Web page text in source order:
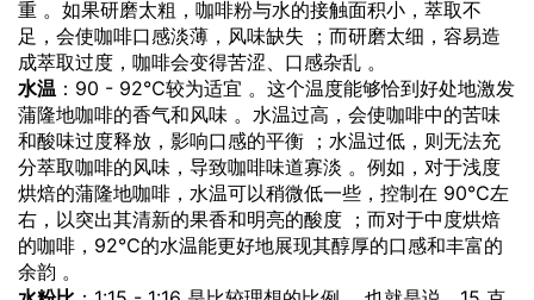
重 。如果研磨太粗，咖啡粉与水的接触面积小，萃取不
足，会使咖啡口感淡薄，风味缺失 ；而研磨太细，容易造
成萃取过度，咖啡会变得苦涩、口感杂乱 。
水温 ：90 - 92℃较为适宜 。这个温度能够恰到好处地激发
蒲隆地咖啡的香气和风味 。水温过高，会使咖啡中的苦味
和酸味过度释放，影响口感的平衡 ；水温过低，则无法充
分萃取咖啡的风味，导致咖啡味道寡淡 。例如，对于浅度
烘焙的蒲隆地咖啡，水温可以稍微低一些，控制在 90℃左
右，以突出其清新的果香和明亮的酸度 ；而对于中度烘焙
的咖啡，92℃的水温能更好地展现其醇厚的口感和丰富的
余韵 。